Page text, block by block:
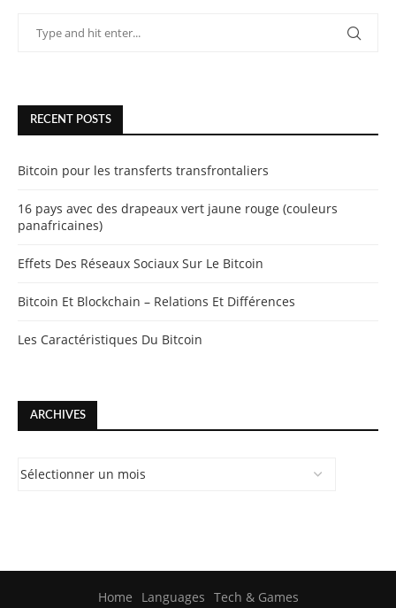
RECENT POSTS
Bitcoin pour les transferts transfrontaliers
16 pays avec des drapeaux vert jaune rouge (couleurs
panafricaines)
Effets Des Réseaux Sociaux Sur Le Bitcoin
Bitcoin Et Blockchain – Relations Et Différences
Les Caractéristiques Du Bitcoin
ARCHIVES
Home Languages Tech & Games